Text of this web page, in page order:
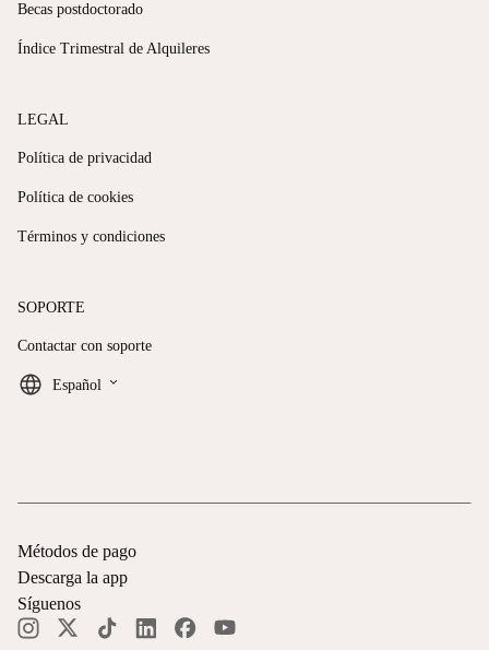
Becas postdoctorado
Índice Trimestral de Alquileres
LEGAL
Política de privacidad
Política de cookies
Términos y condiciones
SOPORTE
Contactar con soporte
Español keyboard_arrow_down
Métodos de pago
Descarga la app
Síguenos